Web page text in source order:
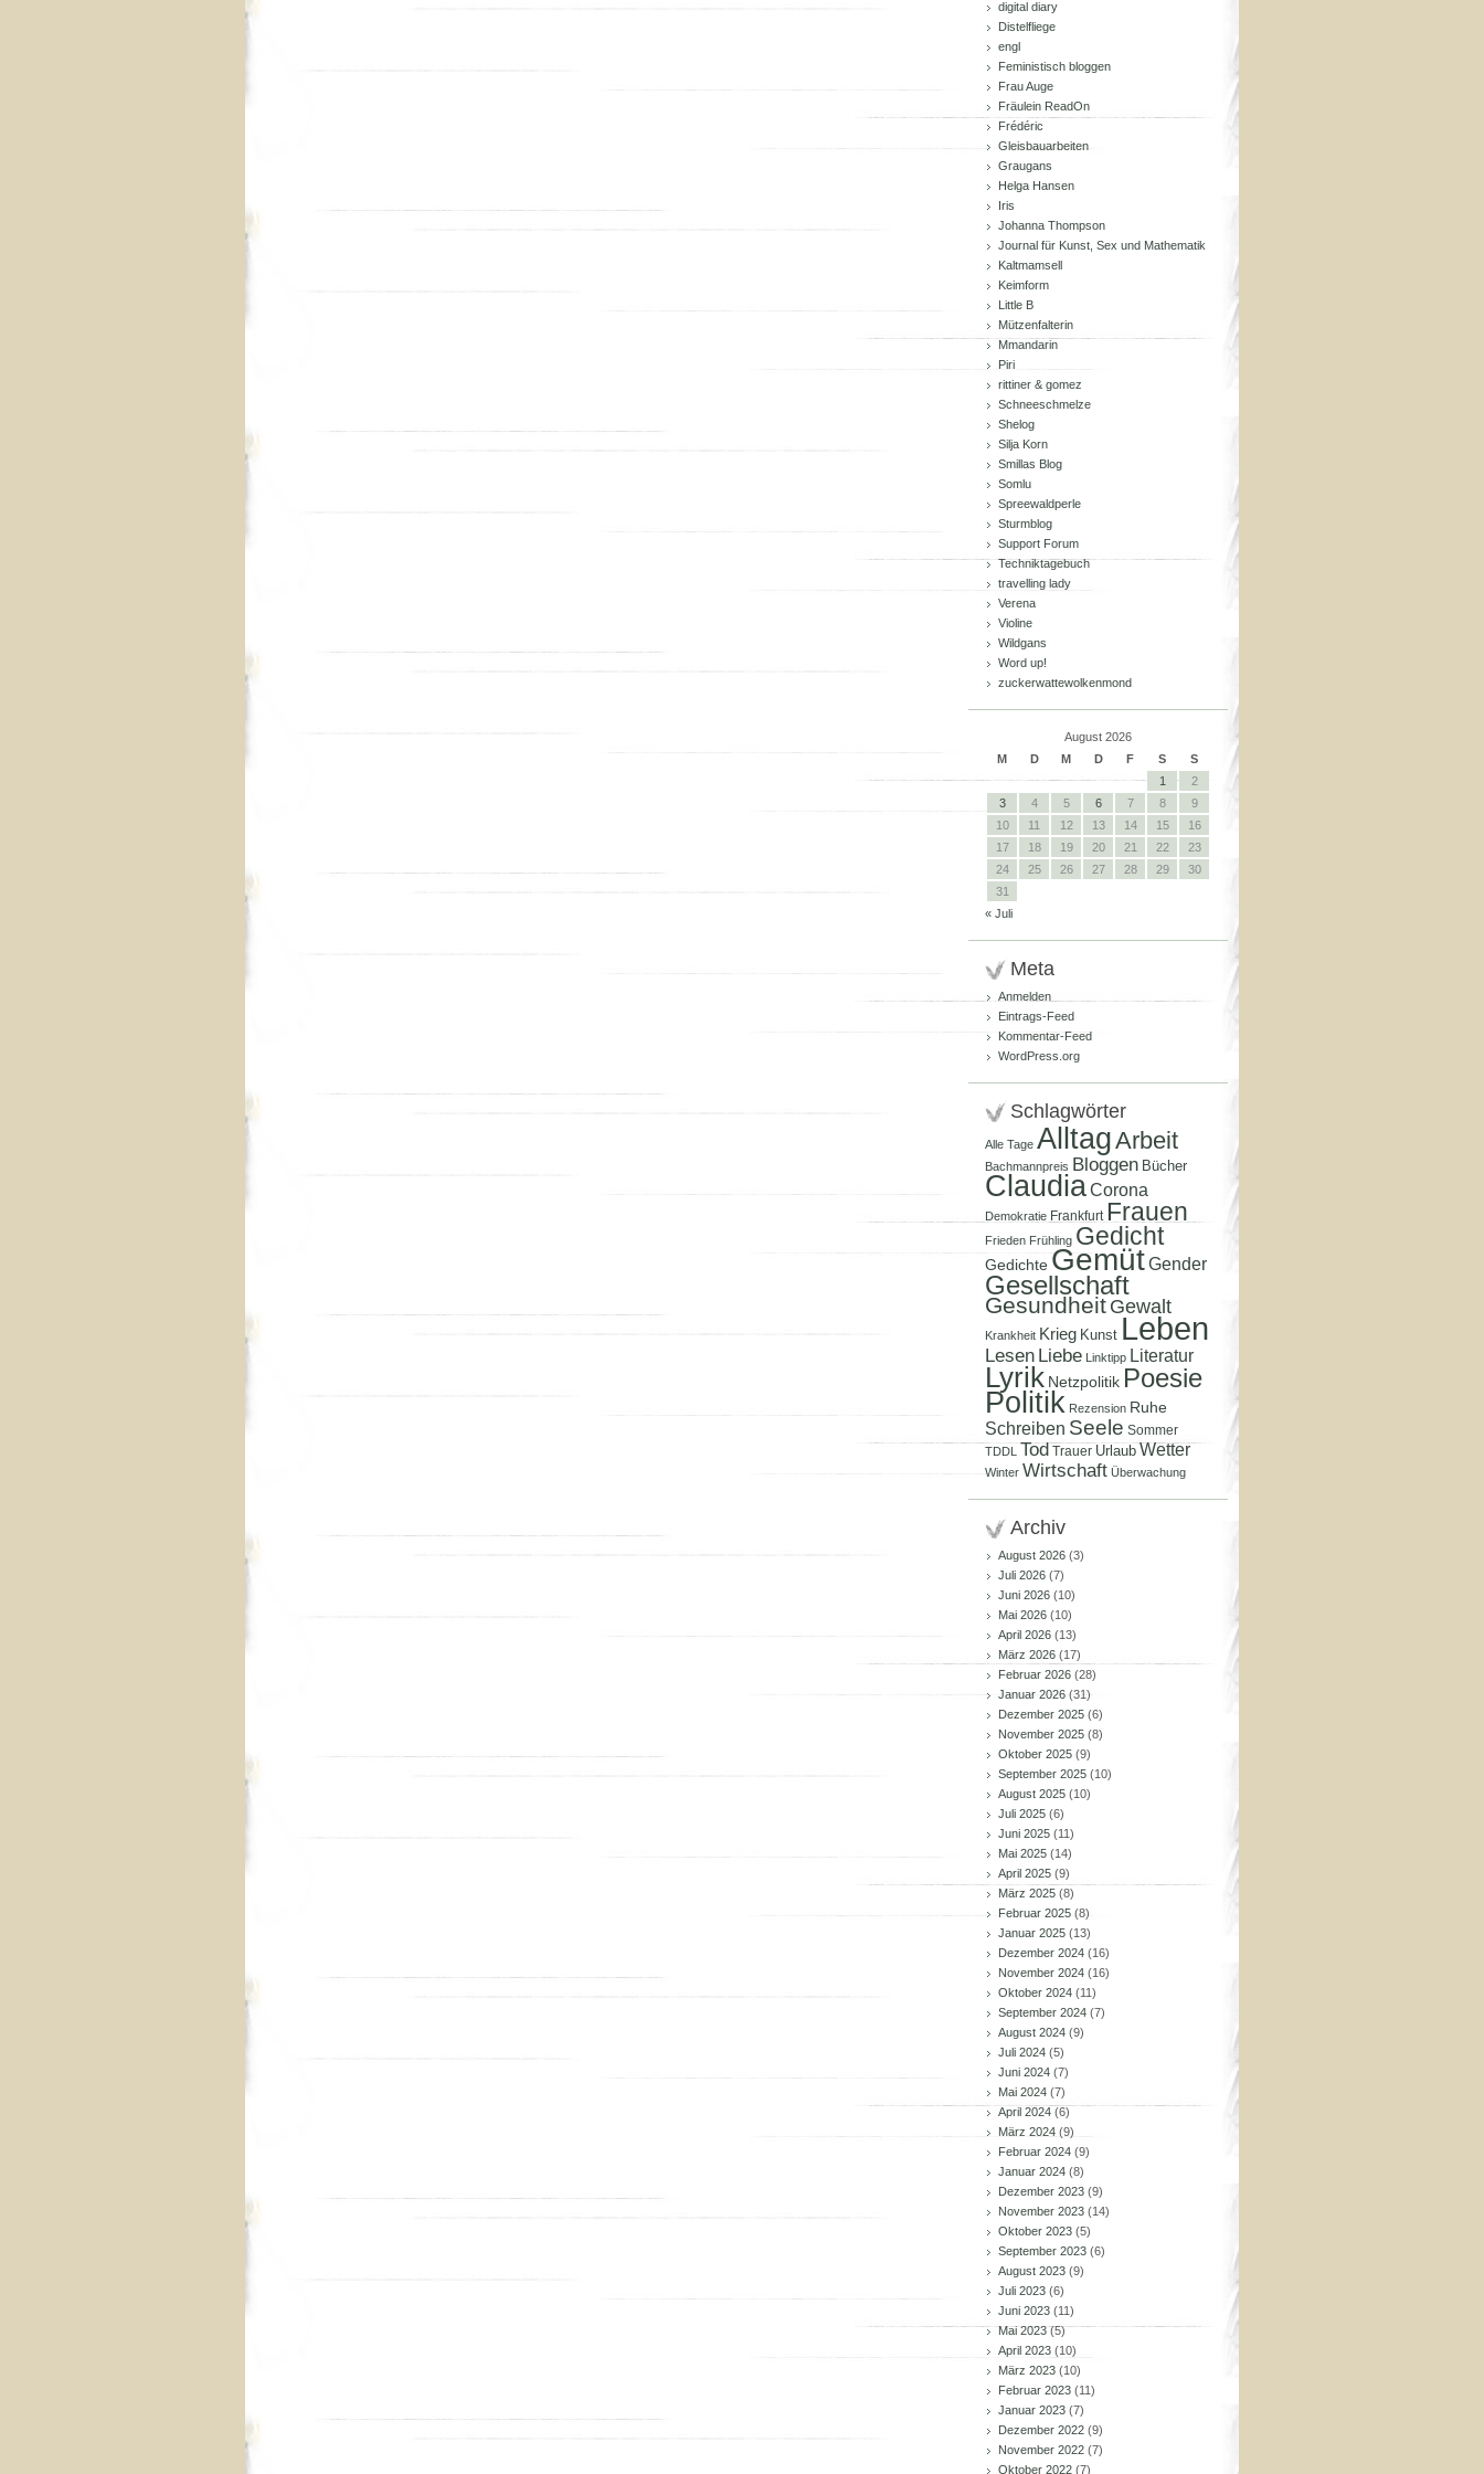
digital diary
Distelfliege
engl
Feministisch bloggen
Frau Auge
Fräulein ReadOn
Frédéric
Gleisbauarbeiten
Graugans
Helga Hansen
Iris
Johanna Thompson
Journal für Kunst, Sex und Mathematik
Kaltmamsell
Keimform
Little B
Mützenfalterin
Mmandarin
Piri
rittiner & gomez
Schneeschmelze
Shelog
Silja Korn
Smillas Blog
Somlu
Spreewaldperle
Sturmblog
Support Forum
Techniktagebuch
travelling lady
Verena
Violine
Wildgans
Word up!
zuckerwattewolkenmond
August 2026
M
D M D F S
S
1
2
3
4 5 6 7 8
9
10
11 12 13 14 15
16
17
18 19 20 21 22
23
24
25 26 27 28 29
30
31
« Juli
Meta
Anmelden
Eintrags-Feed
Kommentar-Feed
WordPress.org
Schlagwörter
Alle Tage AlltagArbeit
Bachmannpreis Bloggen Bücher
ClaudiaCorona
Demokratie Frankfurt Frauen
Frieden Frühling Gedicht
Gedichte GemütGender
Gesellschaft
Gesundheit Gewalt
Krankheit Krieg Kunst Leben
Lesen Liebe Linktipp Literatur
Lyrik Netzpolitik Poesie
Politik Rezension Ruhe
Schreiben Seele Sommer
TDDL Tod Trauer Urlaub Wetter
Winter Wirtschaft Überwachung
Archiv
August 2026 (3)
Juli 2026 (7)
Juni 2026 (10)
Mai 2026 (10)
April 2026 (13)
März 2026 (17)
Februar 2026 (28)
Januar 2026 (31)
Dezember 2025 (6)
November 2025 (8)
Oktober 2025 (9)
September 2025 (10)
August 2025 (10)
Juli 2025 (6)
Juni 2025 (11)
Mai 2025 (14)
April 2025 (9)
März 2025 (8)
Februar 2025 (8)
Januar 2025 (13)
Dezember 2024 (16)
November 2024 (16)
Oktober 2024 (11)
September 2024 (7)
August 2024 (9)
Juli 2024 (5)
Juni 2024 (7)
Mai 2024 (7)
April 2024 (6)
März 2024 (9)
Februar 2024 (9)
Januar 2024 (8)
Dezember 2023 (9)
November 2023 (14)
Oktober 2023 (5)
September 2023 (6)
August 2023 (9)
Juli 2023 (6)
Juni 2023 (11)
Mai 2023(5)
April 2023 (10)
März 2023 (10)
Februar 2023 (11)
Januar 2023 (7)
Dezember 2022 (9)
November 2022 (7)
Oktober 2022 (7)